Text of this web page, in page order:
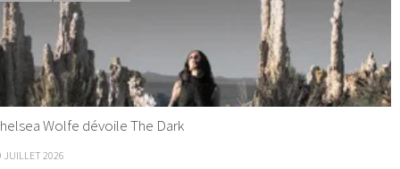
Wolfe dévoile The Dark
JUILLET 2026